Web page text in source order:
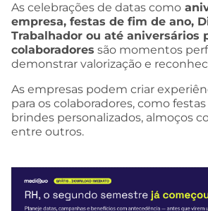
As celebrações de datas como
empresa, festas de fim de ano,
Trabalhador ou até aniversários
colaboradores são momentos
demonstrar valorização e
As empresas podem criar
para os colaboradores, como
brindes personalizados, almoços
entre outros.